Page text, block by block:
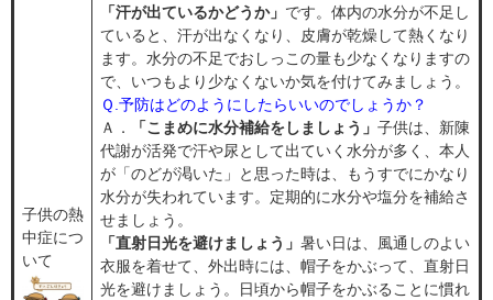
子供の熱
中症につ
いて
「汗が出ているかどうか」 です。体内の水分が不足し
ていると、汗が出なくなり、皮膚が乾燥して熱くなり
ます。水分の不足でおしっこの量も少なくなりますの
で、いつもより少なくないか気を付けてみましょう。
Ｑ.予防はどのようにしたらいいのでしょうか？
Ａ．
「こまめに水分補給をしましょう」 子供は、新陳
代謝が活発で汗や尿として出ていく水分が多く、本人
が「のどが渇いた」と思った時は、もうすでにかなり
水分が失われています。定期的に水分や塩分を補給さ
せましょう。
「直射日光を避けましょう」 暑い日は、風通しのよい
衣服を着せて、外出時には、帽子をかぶって、直射日
光を避けましょう。日頃から帽子をかぶることに慣れ